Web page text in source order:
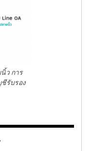
นิ้ว การ
ชีรับรอง